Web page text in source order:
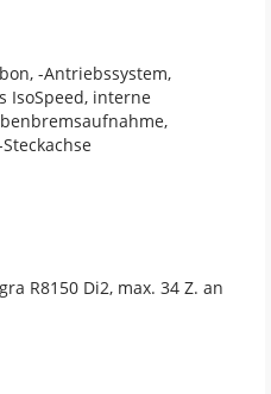
-Antriebssystem,
IsoSpeed, interne
R8150 Di2, max. 34 Z. an